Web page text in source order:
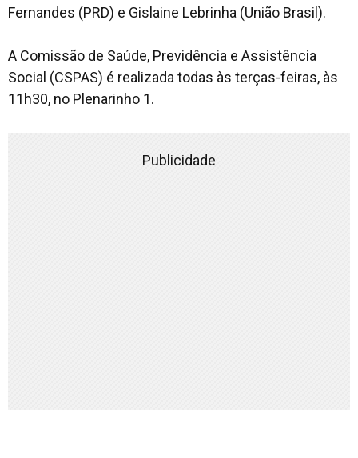
Fernandes (PRD) e Gislaine Lebrinha (União Brasil).
A Comissão de Saúde, Previdência e Assistência
Social (CSPAS) é realizada todas às terças-feiras, às
11h30, no Plenarinho 1.
Publicidade